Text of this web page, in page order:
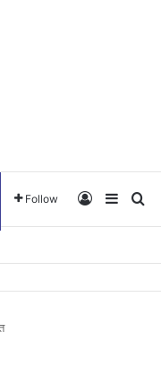
Follow Log InSidebar